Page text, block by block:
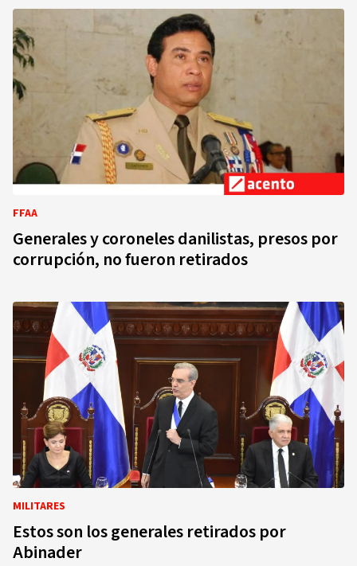
FFAA
Generales y coroneles danilistas, presos por
corrupción, no fueron retirados
MILITARES
Estos son los generales retirados por
Abinader